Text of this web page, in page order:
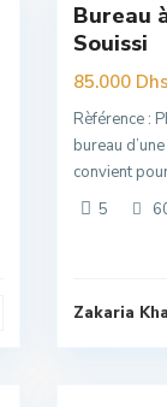
Exclusivité
Bureau
Souissi
85.000
Rèférence :
bureau
convient
5
Zakaria
Hay